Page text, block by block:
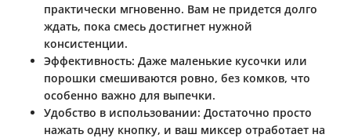
практически мгновенно. Вам не придется долго
ждать, пока смесь достигнет нужной
консистенции.
Эффективность: Даже маленькие кусочки или
порошки смешиваются ровно, без комков, что
особенно важно для выпечки.
Удобство в использовании: Достаточно просто
нажать одну кнопку, и ваш миксер отработает на